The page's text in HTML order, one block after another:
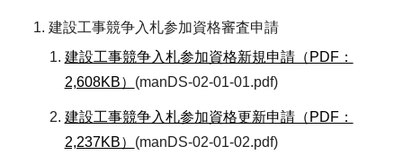
建設工事競争入札参加資格審査申請
建設工事競争入札参加資格新規申請（PDF：
2,608KB） (manDS-02-01-01.pdf)
建設工事競争入札参加資格更新申請（PDF：
2,237KB） (manDS-02-01-02.pdf)